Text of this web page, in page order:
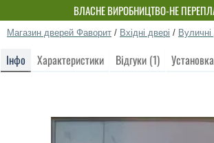
ВЛАСНЕ ВИРОБНИЦТВО-НЕ
Магазин дверей Фаворит / Вхідні двері / Вуличні
Інфо Характеристики Відгуки (1) Установка